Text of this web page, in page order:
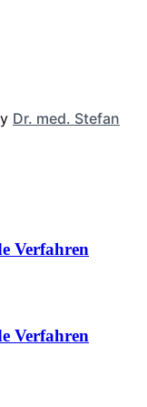
Dr. med. Stefan
Verfahren
Verfahren